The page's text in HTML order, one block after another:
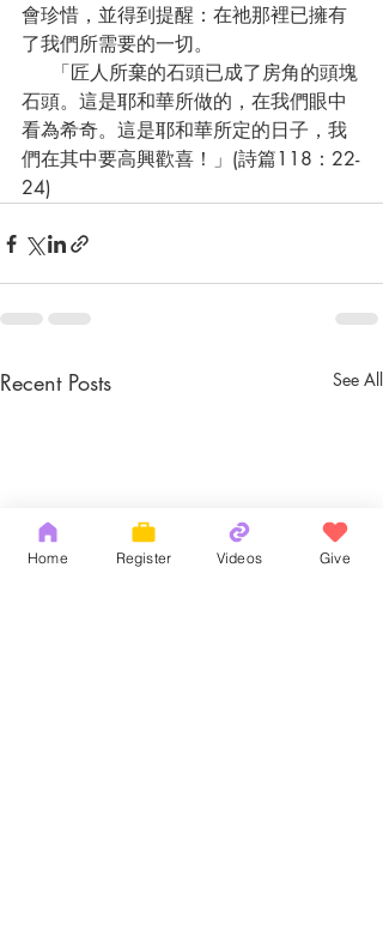
會珍惜，並得到提醒：在祂那裡已擁有
了我們所需要的一切。
石頭。這是耶和華所做的，在我們眼中
看為希奇。這是耶和華所定的日子，我
們在其中要高興歡喜！」(詩篇118：22-
24)
Recent Posts See All
Home Register Videos Give